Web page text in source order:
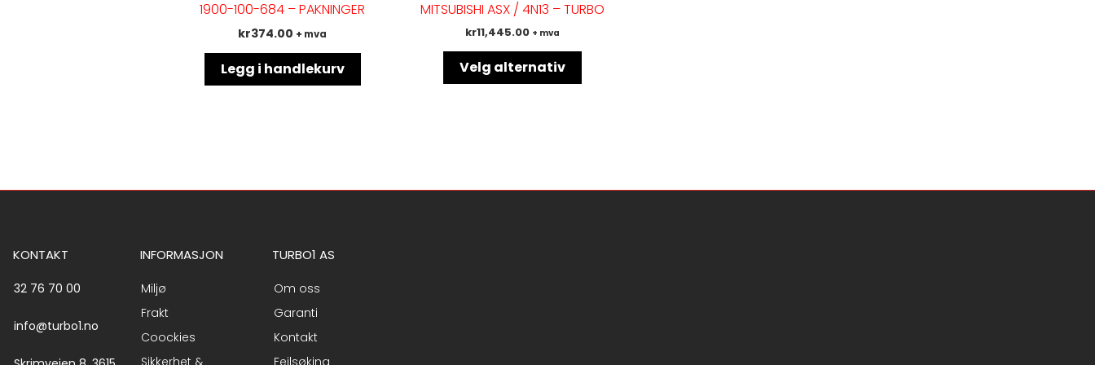
1900-100-684 – PAKNINGER
kr374.00 + mva
Legg i handlekurv
MITSUBISHI ASX / 4N13 – TURBO
kr11,445.00 + mva
Velg alternativ
varianter.
velges
KONTAKT
32 76 70 00
info@turbo1.no
INFORMASJON
Miljø
Frakt
Coockies
Sikkerhet &
TURBO1 AS
Om oss
Garanti
Kontakt
Feilsøking